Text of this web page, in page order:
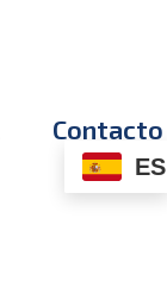
Contacto
ES